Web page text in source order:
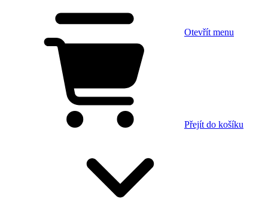
Otevřít menu
Přejít do košíku